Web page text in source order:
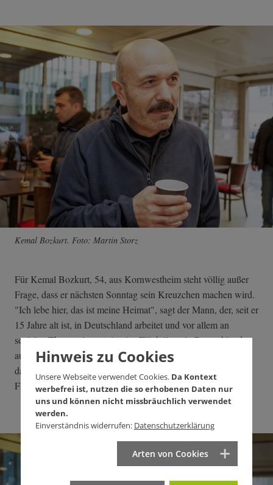
Kemal Bozkurt. Foto: Martin Storz
Für Kemal Bozkurt, 54, aus Kornwestheim steht völlig außer
Frage, dass er nächsten Sonntag sein Kreuzchen machen wird.
"Ich lebe hier, das ist meine Heimat", sagt der Mann, der, seit er
15 Jahre alt ist, in Deutschland arbeitet und vor allem an
sozialen Themen interessiert ist. Flüchtlinge in Deutschland
aufzunehmen hält er für eine Pflicht. Man dürfe nie vergessen,
dass auch viele Deutsche nach dem Zweiten Weltkrieg zu
Flüchtlingen wurden.
Hinweis zu Cookies
Unsere Webseite verwendet Cookies. Da Kontext
werbefrei ist, nutzen die so erhobenen Daten nur
uns und können nicht missbräuchlich verwendet
werden.
Einverständnis widerrufen: Datenschutzerklärung
Arten von Cookies